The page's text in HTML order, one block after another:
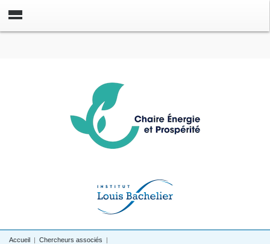
Accueil | Chercheurs associés |